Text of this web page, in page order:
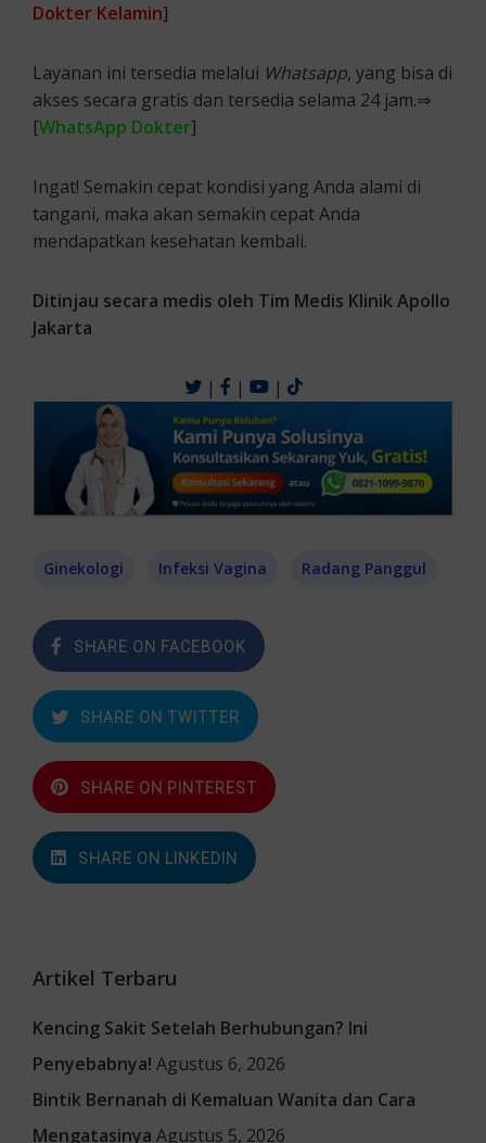
Dokter Kelamin]
Layanan ini tersedia melalui Whatsapp, yang bisa di
akses secara gratis dan tersedia selama 24 jam.⇒
[WhatsApp Dokter]
Ingat! Semakin cepat kondisi yang Anda alami di
tangani, maka akan semakin cepat Anda
mendapatkan kesehatan kembali.
Ditinjau secara medis oleh Tim Medis Klinik Apollo
Jakarta
| | |
Ginekologi Infeksi Vagina Radang Panggul
SHARE ON FACEBOOK
SHARE ON TWITTER
SHARE ON PINTEREST
SHARE ON LINKEDIN
Artikel Terbaru
Kencing Sakit Setelah Berhubungan? Ini
Penyebabnya! Agustus 6, 2026
Bintik Bernanah di Kemaluan Wanita dan Cara
Mengatasinya Agustus 5, 2026